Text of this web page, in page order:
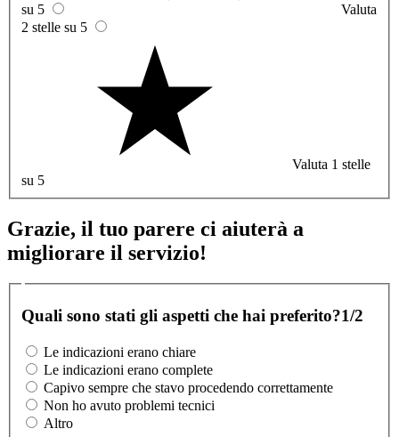
su 5
Valuta
2 stelle su 5
Valuta 1 stelle
su 5
Grazie, il tuo parere ci aiuterà a
migliorare il servizio!
Quali sono stati gli aspetti che hai preferito?1/2
Le indicazioni erano chiare
Le indicazioni erano complete
Capivo sempre che stavo procedendo correttamente
Non ho avuto problemi tecnici
Altro